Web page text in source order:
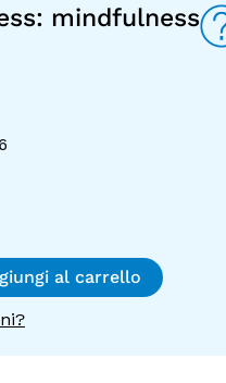
mindfulness
al carrello